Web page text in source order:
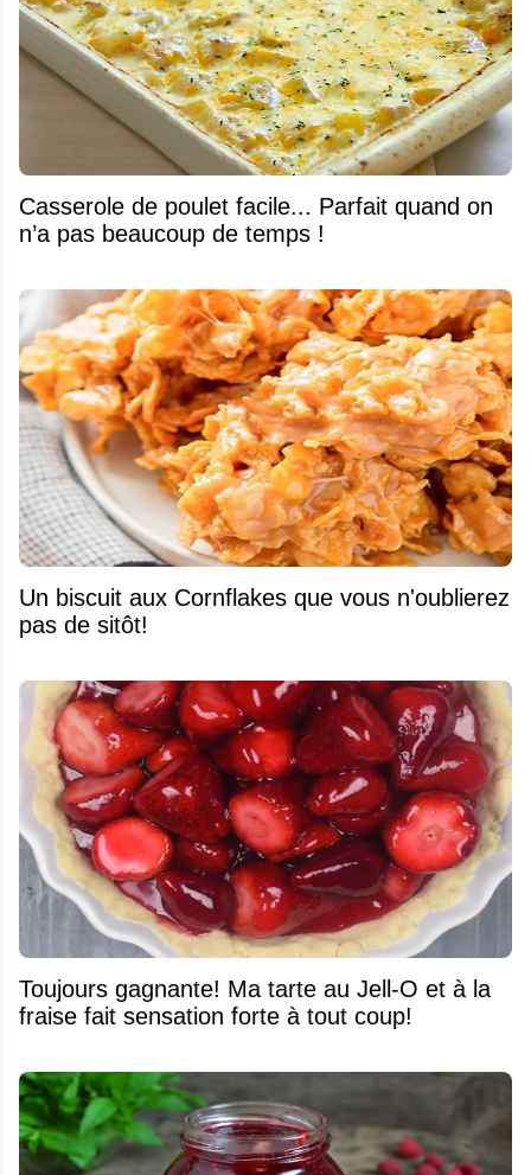
Casserole de poulet facile... Parfait quand on
n’a pas beaucoup de temps !
Un biscuit aux Cornflakes que vous n'oublierez
pas de sitôt!
Toujours gagnante! Ma tarte au Jell-O et à la
fraise fait sensation forte à tout coup!